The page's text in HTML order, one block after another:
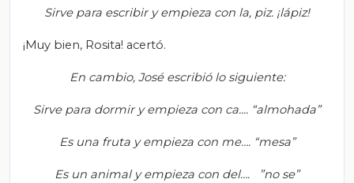
Sirve para escribir y empieza con la, piz. ¡lápiz!
¡Muy bien, Rosita! acertó.
En cambio, José escribió lo siguiente:
Sirve para dormir y empieza con ca.... “almohada”
Es una fruta y empieza con me…. “mesa”
Es un animal y empieza con del…. ”no se”